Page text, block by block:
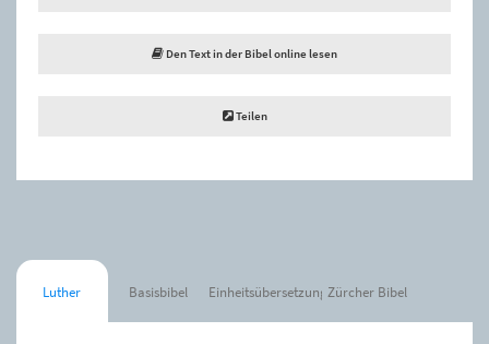
Den Text in der Bibel online lesen
Teilen
Luther Basisbibel Einheitsübersetzung Zürcher Bibel